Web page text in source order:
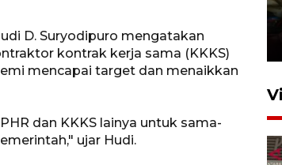
D. Suryodipuro mengatakan
kontrak kerja sama (KKKS)
mencapai target dan menaikkan
dan KKKS lainya untuk sama-
ujar Hudi.
15 Juli 2026 14:05